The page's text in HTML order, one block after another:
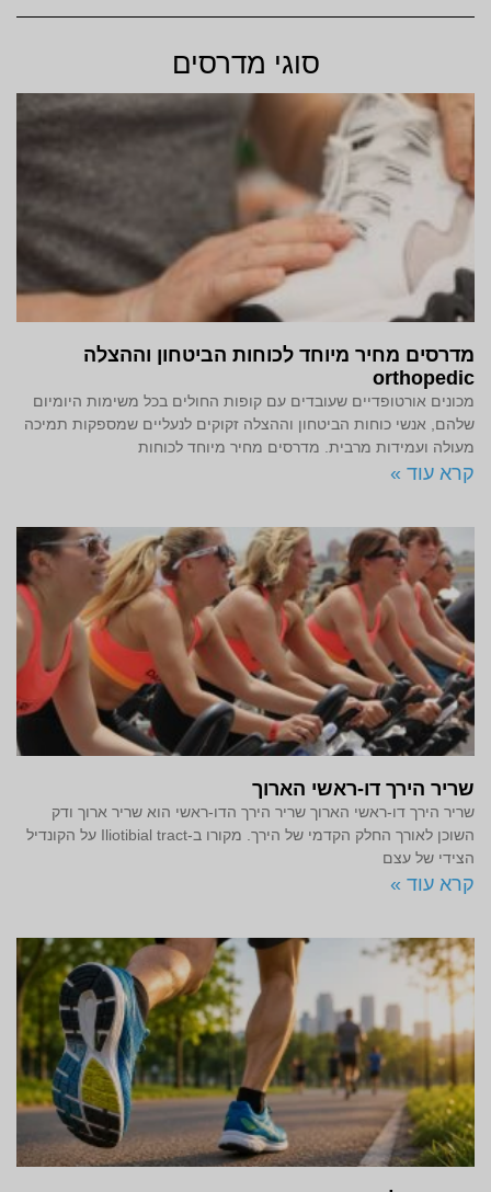
סוגי מדרסים
מדרסים מחיר מיוחד לכוחות הביטחון וההצלה
orthopedic
מכונים אורטופדיים שעובדים עם קופות החולים בכל משימות היומיום
שלהם, אנשי כוחות הביטחון וההצלה זקוקים לנעליים שמספקות תמיכה
מעולה ועמידות מרבית. מדרסים מחיר מיוחד לכוחות
קרא עוד »
שריר הירך דו-ראשי הארוך
שריר הירך דו-ראשי הארוך שריר הירך הדו-ראשי הוא שריר ארוך ודק
השוכן לאורך החלק הקדמי של הירך. מקורו ב-Iliotibial tract על הקונדיל
הצידי של עצם
קרא עוד »